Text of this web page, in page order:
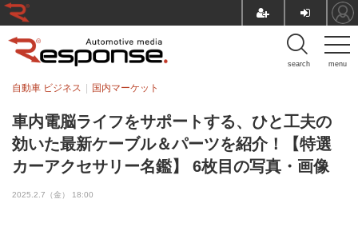
menu
search
車内電脳ライフをサポートする、ひと工夫の
効いた最新ケーブル＆パーツを紹介！【特選
カーアクセサリー名鑑】 6枚目の写真・画像
自動車 ビジネス 国内マーケット
2025.2.7（金） 18:00